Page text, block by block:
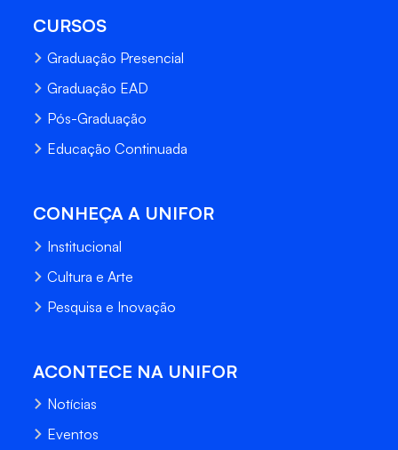
CURSOS
Graduação Presencial
Graduação EAD
Pós-Graduação
Educação Continuada
CONHEÇA A UNIFOR
Institucional
Cultura e Arte
Pesquisa e Inovação
ACONTECE NA UNIFOR
Notícias
Eventos